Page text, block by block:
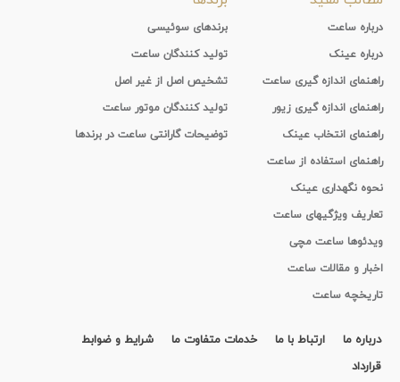
درباره ساعت
درباره عینک
راهنمای اندازه گیری ساعت
راهنمای اندازه گیری زیور
راهنمای انتخاب عینک
راهنمای استفاده از ساعت
نحوه نگهداری عینک
تعاریف ویژگیهای ساعت
ویدئوها ساعت مچی
اخبار و مقالات ساعت
تاریخچه ساعت
برندهای سوئیسی
تولید کنندگان ساعت
تشخیص اصل از غیر اصل
تولید کنندگان موتور ساعت
توضیحات گارانتی ساعت در برندها
درباره ما ارتباط با ما خدمات متفاوت ما
شرایط و ضوابط
قرارداد